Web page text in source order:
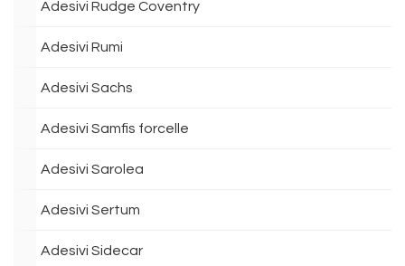
Adesivi Rudge Coventry
Adesivi Rumi
Adesivi Sachs
Adesivi Samfis forcelle
Adesivi Sarolea
Adesivi Sertum
Adesivi Sidecar